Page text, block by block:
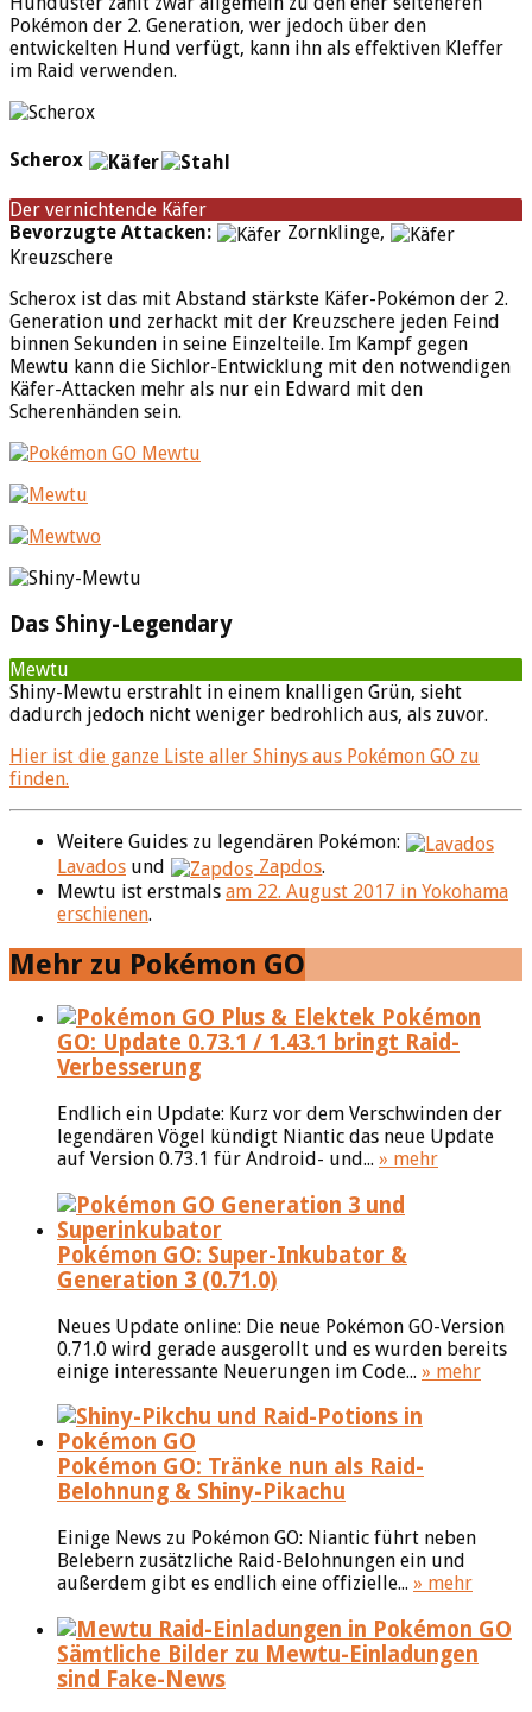
Pokémon der 2. Generation, wer jedoch über den
entwickelten Hund verfügt, kann ihn als effektiven Kleffer
im Raid verwenden.
Scherox
Der vernichtende Käfer
Bevorzugte Attacken:
Zornklinge,
Kreuzschere
Scherox ist das mit Abstand stärkste Käfer-Pokémon der 2.
Generation und zerhackt mit der Kreuzschere jeden Feind
binnen Sekunden in seine Einzelteile. Im Kampf gegen
Mewtu kann die Sichlor-Entwicklung mit den notwendigen
Käfer-Attacken mehr als nur ein Edward mit den
Scherenhänden sein.
Das Shiny-Legendary
Mewtu
Shiny-Mewtu erstrahlt in einem knalligen Grün, sieht
dadurch jedoch nicht weniger bedrohlich aus, als zuvor.
Hier ist die ganze Liste aller Shinys aus Pokémon GO zu
finden.
Weitere Guides zu legendären Pokémon:
Lavados und Zapdos.
Mewtu ist erstmals am 22. August 2017 in Yokohama
erschienen.
Mehr zu Pokémon GO
Pokémon
GO: Update 0.73.1 / 1.43.1 bringt Raid-
Verbesserung
Endlich ein Update: Kurz vor dem Verschwinden der
legendären Vögel kündigt Niantic das neue Update
auf Version 0.73.1 für Android- und... » mehr
Pokémon GO: Super-Inkubator &
Generation 3 (0.71.0)
Neues Update online: Die neue Pokémon GO-Version
0.71.0 wird gerade ausgerollt und es wurden bereits
einige interessante Neuerungen im Code... » mehr
Pokémon GO: Tränke nun als Raid-
Belohnung & Shiny-Pikachu
Einige News zu Pokémon GO: Niantic führt neben
Belebern zusätzliche Raid-Belohnungen ein und
außerdem gibt es endlich eine offizielle... » mehr
Sämtliche Bilder zu Mewtu-Einladungen
sind Fake-News